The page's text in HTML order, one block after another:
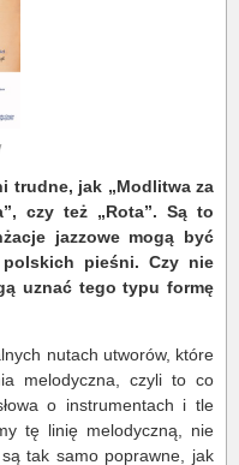
trudne, jak „Modlitwa za
czy też „Rota”. Są to
jazzowe mogą być
pieśni. Czy nie
uznać tego typu formę
nutach utworów, które
melodyczna, czyli to co
o instrumentach i tle
tę linię melodyczną, nie
tak samo poprawne, jak